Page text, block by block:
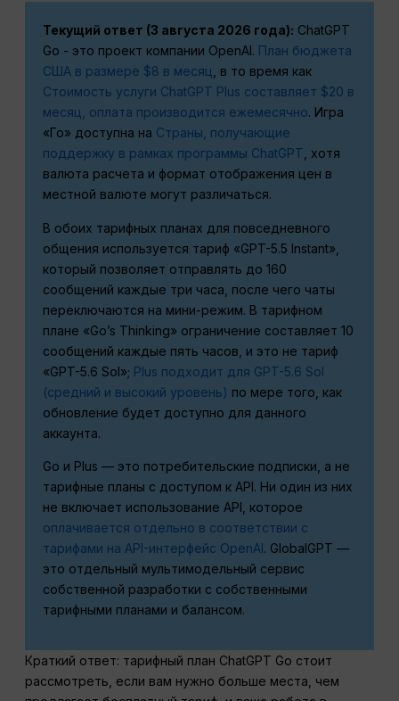
Текущий ответ (3 августа 2026 года): ChatGPT
Go - это проект компании OpenAI. План бюджета
США в размере $8 в месяц
, в то время как
Стоимость услуги ChatGPT Plus составляет $20 в
месяц, оплата производится ежемесячно. Игра
«Го» доступна на Страны, получающие
поддержку в рамках программы ChatGPT , хотя
валюта расчета и формат отображения цен в
местной валюте могут различаться.
В обоих тарифных планах для повседневного
общения используется тариф «GPT-5.5 Instant»,
который позволяет отправлять до 160
сообщений каждые три часа, после чего чаты
переключаются на мини-режим. В тарифном
плане «Go’s Thinking» ограничение составляет 10
сообщений каждые пять часов, и это не тариф
«GPT-5.6 Sol»; Plus подходит для GPT-5.6 Sol
(средний и высокий уровень) по мере того, как
обновление будет доступно для данного
аккаунта.
Go и Plus — это потребительские подписки, а не
тарифные планы с доступом к API. Ни один из них
не включает использование API, которое
оплачивается отдельно в соответствии с
тарифами на API-интерфейс OpenAI. GlobalGPT —
это отдельный мультимодельный сервис
собственной разработки с собственными
тарифными планами и балансом.
Краткий ответ: тарифный план ChatGPT Go стоит
рассмотреть, если вам нужно больше места, чем